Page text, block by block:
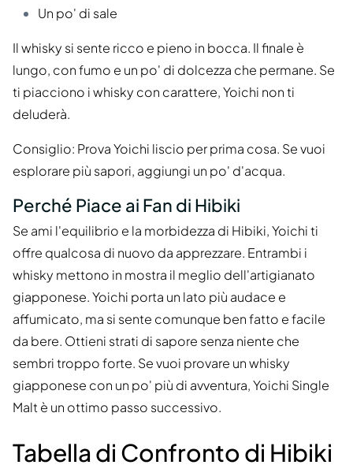
Un po' di sale
Il whisky si sente ricco e pieno in bocca. Il finale è
lungo, con fumo e un po' di dolcezza che permane. Se
ti piacciono i whisky con carattere, Yoichi non ti
deluderà.
Consiglio: Prova Yoichi liscio per prima cosa. Se vuoi
esplorare più sapori, aggiungi un po' d'acqua.
Perché Piace ai Fan di Hibiki
Se ami l'equilibrio e la morbidezza di Hibiki, Yoichi ti
offre qualcosa di nuovo da apprezzare. Entrambi i
whisky mettono in mostra il meglio dell'artigianato
giapponese. Yoichi porta un lato più audace e
affumicato, ma si sente comunque ben fatto e facile
da bere. Ottieni strati di sapore senza niente che
sembri troppo forte. Se vuoi provare un whisky
giapponese con un po' più di avventura, Yoichi Single
Malt è un ottimo passo successivo.
Tabella di Confronto di Hibiki